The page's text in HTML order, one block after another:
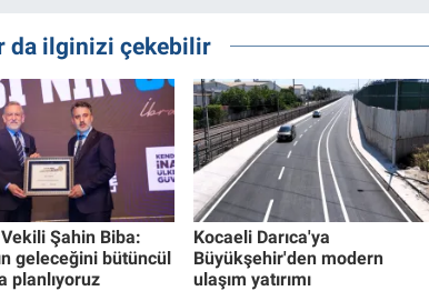
da ilginizi çekebilir
Şahin Biba:
geleceğini bütüncül
planlıyoruz
Kocaeli Darıca'ya
Büyükşehir'den modern
ulaşım yatırımı